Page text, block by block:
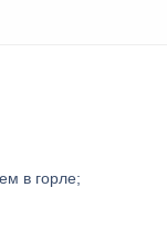
в горле;